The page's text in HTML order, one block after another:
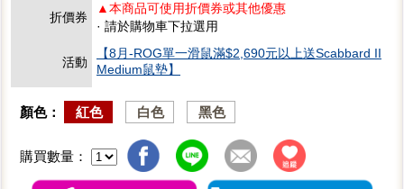
折價券
▲本商品可使用折價券或其他優惠
· 請於購物車下拉選用
活動
【8月-ROG單一滑鼠滿$2,690元以上送Scabbard II
Medium鼠墊】
顏色： 紅色 白色 黑色
購買數量：